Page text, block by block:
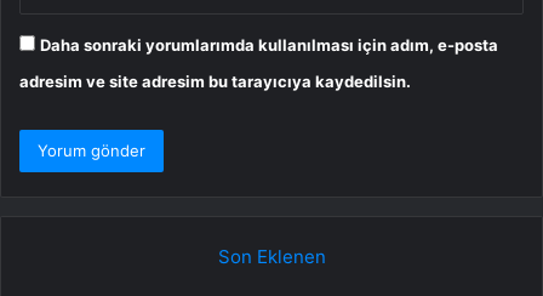
Daha sonraki yorumlarımda kullanılması için adım, e-posta
adresim ve site adresim bu tarayıcıya kaydedilsin.
Son Eklenen